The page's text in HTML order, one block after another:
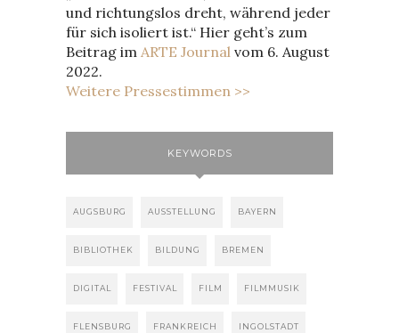
und richtungslos dreht, während jeder
für sich isoliert ist.“ Hier geht’s zum
Beitrag im ARTE Journal vom 6. August
2022.
Weitere Pressestimmen >>
KEYWORDS
AUGSBURG AUSSTELLUNG BAYERN
BIBLIOTHEK BILDUNG BREMEN
DIGITAL FESTIVAL FILM FILMMUSIK
FLENSBURG FRANKREICH INGOLSTADT